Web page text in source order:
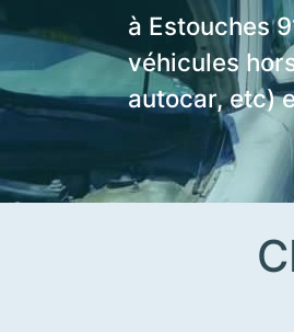
à Estouches
véhicules
autocar, etc)